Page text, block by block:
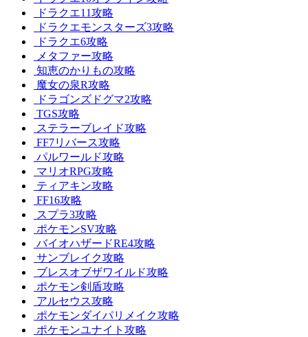
ドラクエ11攻略
ドラクエモンスターズ3攻略
ドラクエ6攻略
メタファー攻略
知恵のかりもの攻略
魔女の泉R攻略
ドラゴンズドグマ2攻略
TGS攻略
ステラーブレイド攻略
FF7リバース攻略
パルワールド攻略
マリオRPG攻略
ティアキン攻略
FF16攻略
スプラ3攻略
ポケモンSV攻略
バイオハザードRE4攻略
サンブレイク攻略
ブレスオブザワイルド攻略
ポケモン剣盾攻略
アルセウス攻略
ポケモンダイパリメイク攻略
ポケモンユナイト攻略